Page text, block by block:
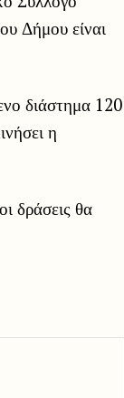
Δήμου είναι
διάστημα 120
η
δράσεις θα